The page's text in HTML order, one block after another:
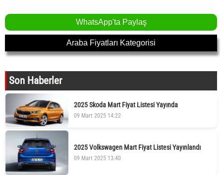
WhatsApp'ta Paylaş
Araba Fiyatları Kategorisi
Son Haberler
2025 Skoda Mart Fiyat Listesi Yayında
09 Mart 2025 14:22
2025 Volkswagen Mart Fiyat Listesi Yayınlandı
09 Mart 2025 13:40